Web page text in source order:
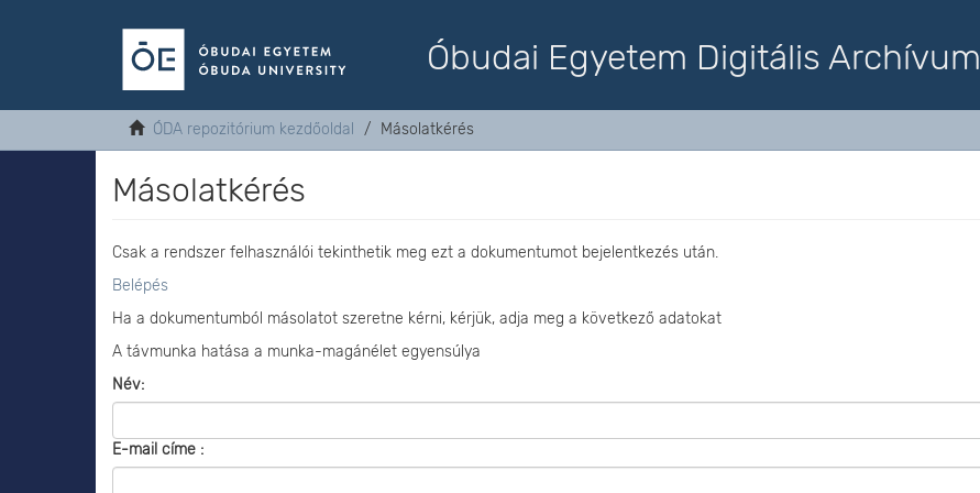
Óbudai Egyetem Digitális Archívum
ÓDA repozitórium kezdőoldal Másolatkérés
Másolatkérés
Csak a rendszer felhasználói tekinthetik meg ezt a dokumentumot bejelentkezés után.
Belépés
Ha a dokumentumból másolatot szeretne kérni, kérjük, adja meg a következő adatokat
A távmunka hatása a munka-magánélet egyensúlya
Név:
E-mail címe :